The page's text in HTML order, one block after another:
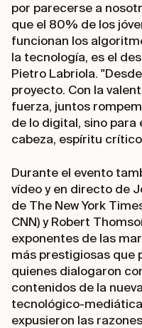
por parecerse a
que el 80% de los
funcionan los
la tecnología, es el
Pietro Labriola.
proyecto. Con la
fuerza, juntos
de lo digital, sino para
cabeza, espíritu
Durante el evento
vídeo y en directo de
de The New York
CNN) y Robert
exponentes de las
más prestigiosas que
quienes dialogaron
contenidos de la
tecnológico-
expusieron las